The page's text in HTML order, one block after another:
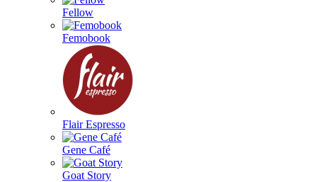
Fellow
Femobook
Flair Espresso
Gene Café
Goat Story